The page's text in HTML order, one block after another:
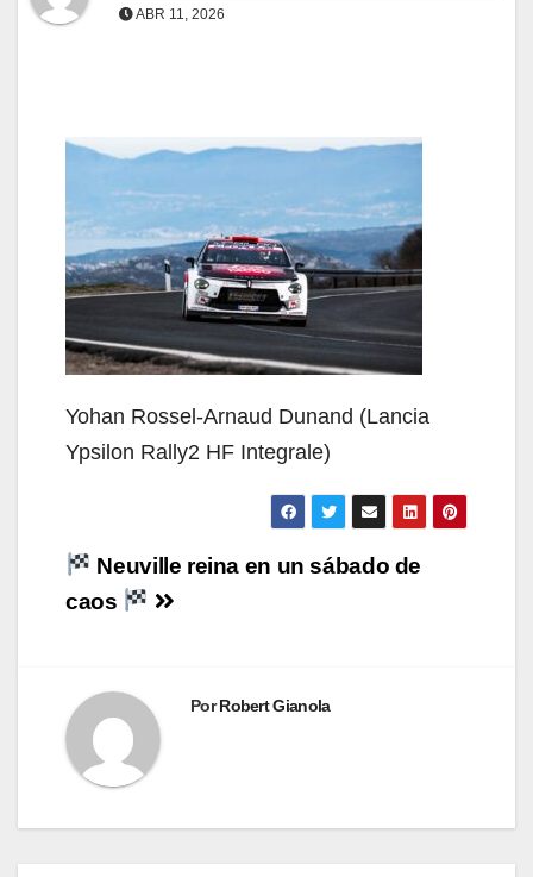
ABR 11, 2026
Yohan Rossel-Arnaud Dunand (Lancia
Ypsilon Rally2 HF Integrale)
Navegación
de
Neuville reina en un sábado de
caos
PorRobert Gianola